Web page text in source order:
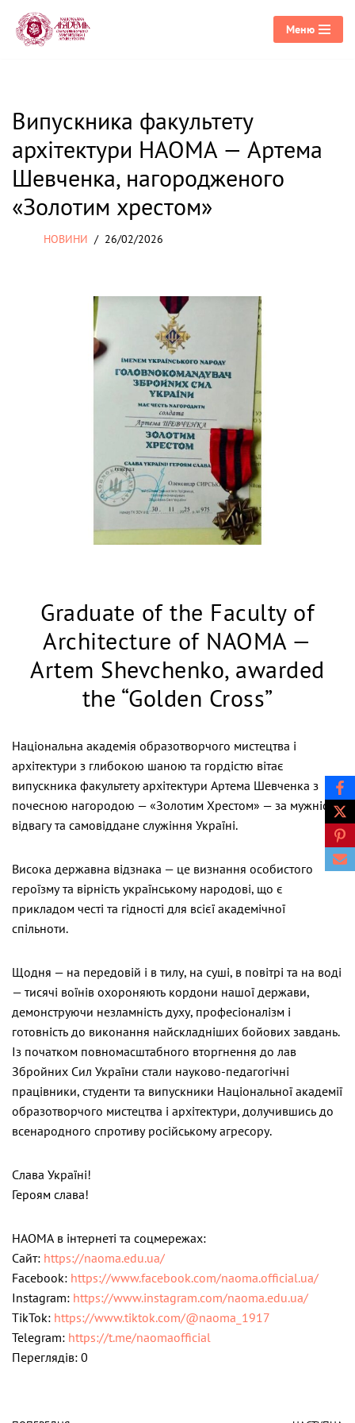
Перейти
Меню
Випускника факультету
архітектури НАОМА — Артема
Шевченка, нагородженого
«Золотим хрестом»
НОВИНИ 26/02/2026
Graduate of the Faculty of
Architecture of NAOMA —
Artem Shevchenko, awarded
the “Golden Cross”
Національна академія образотворчого мистецтва і
архітектури з глибокою шаною та гордістю вітає
випускника факультету архітектури Артема Шевченка з
почесною нагородою — «Золотим Хрестом» — за мужність,
відвагу та самовіддане служіння Україні.
Висока державна відзнака — це визнання особистого
героїзму та вірність українському народові, що є
прикладом честі та гідності для всієї академічної
спільноти.
Щодня — на передовій і в тилу, на суші, в повітрі та на воді
— тисячі воїнів охороняють кордони нашої держави,
демонструючи незламність духу, професіоналізм і
готовність до виконання найскладніших бойових завдань.
Із початком повномасштабного вторгнення до лав
Збройних Сил України стали науково-педагогічні
працівники, студенти та випускники Національної академії
образотворчого мистецтва і архітектури, долучившись до
всенародного спротиву російському агресору.
Слава Україні!
Героям слава!
НАОМА в інтернеті та соцмережах:
Сайт: https://naoma.edu.ua/
Facebook: https://www.facebook.com/naoma.official.ua/
Instagram: https://www.instagram.com/naoma.edu.ua/
TikTok: https://www.tiktok.com/@naoma_1917
Telegram: https://t.me/naomaofficial
Переглядів: 0